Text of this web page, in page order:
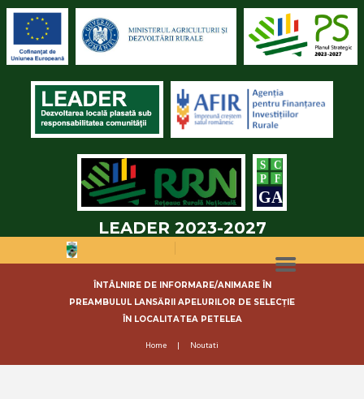
LEADER 2023-2027
ÎNTÂLNIRE DE INFORMARE/ANIMARE ÎN
PREAMBULUL LANSĂRII APELURILOR DE SELECȚIE
ÎN LOCALITATEA PETELEA
Home Noutati